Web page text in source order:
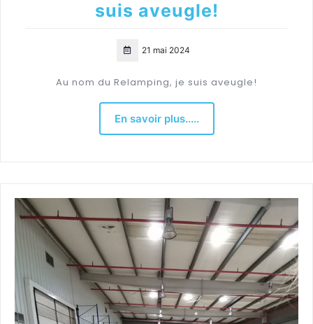
suis aveugle!
21 mai 2024
Au nom du Relamping, je suis aveugle!
En savoir plus.....